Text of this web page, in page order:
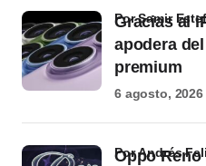
Gracias al
apodera
premium
por Samir
6 agosto, 2026
Oppo Reno
por Andrés